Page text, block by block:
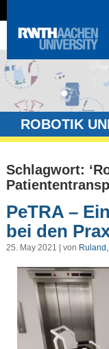
ROBOTIK
Schlagwort:
PeTRA –
bei den
25. May 2021 | von